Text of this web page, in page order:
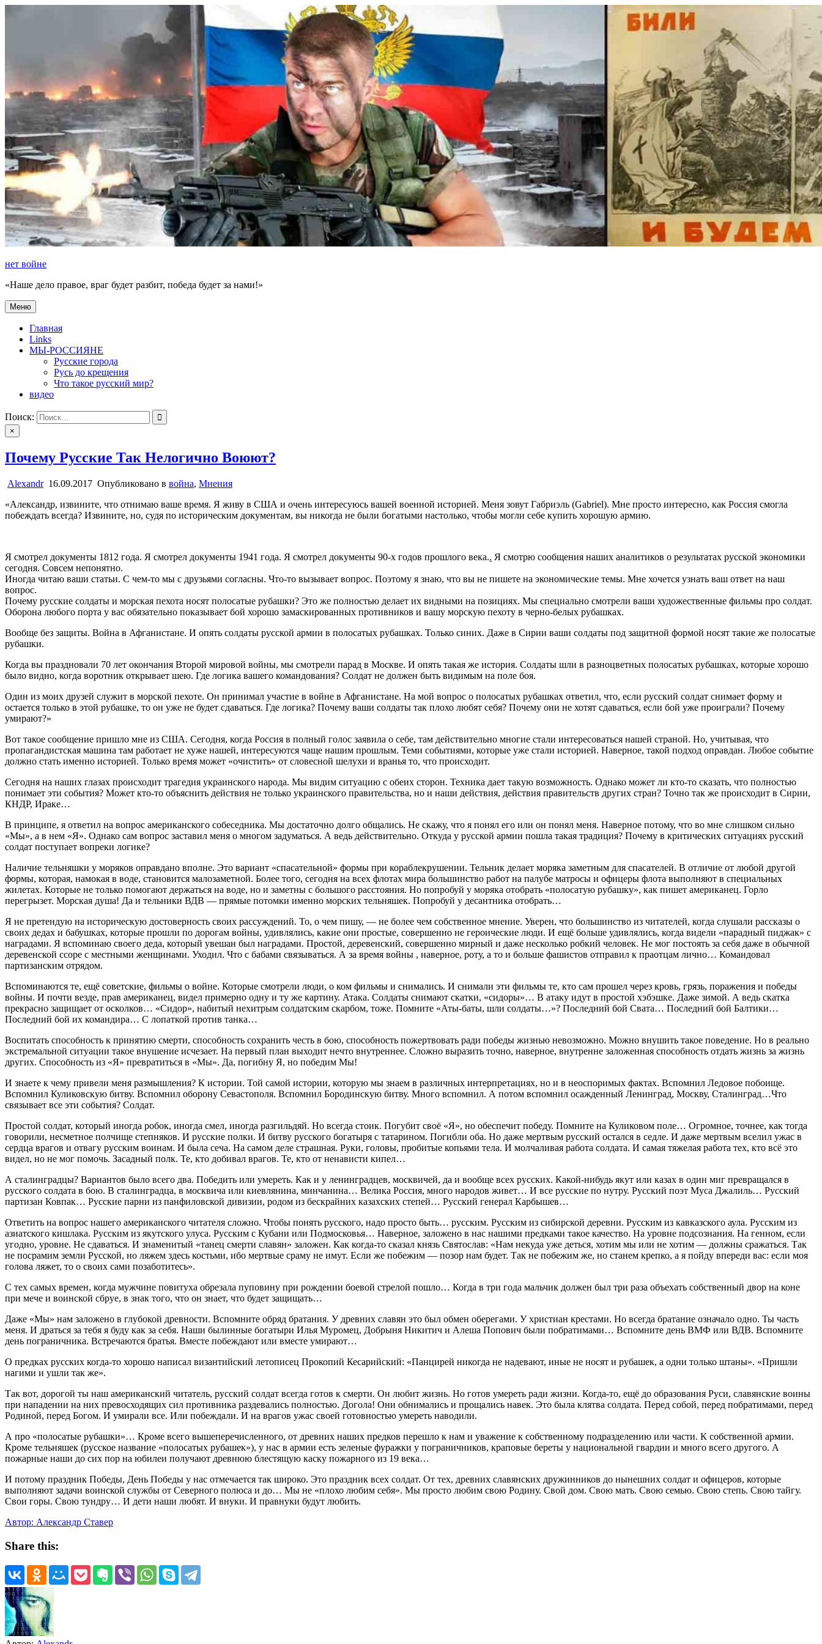
нет войне
«Наше дело правое, враг будет разбит, победа будет за нами!»
нет войне
«Наше дело правое, враг будет разбит, победа будет за нами!»
Меню
Главная
Links
МЫ-РОССИЯНЕ
Русские города
Русь до крещения
Что такое русский мир?
видео
Поиск:
×
Почему Русские Так Нелогично Воюют?
Alexandr 16.09.2017 Опубликовано в война, Мнения
«Александр, извините, что отнимаю ваше время. Я живу в США и очень интересуюсь вашей военной историей. Меня зовут Габриэль (Gabriel). Мне просто интересно, как Россия смогла
побеждать всегда? Извините, но, судя по историческим документам, вы никогда не были богатыми настолько, чтобы могли себе купить хорошую армию.
Я смотрел документы 1812 года. Я смотрел документы 1941 года. Я смотрел документы 90-х годов прошлого века.. Я смотрю сообщения наших аналитиков о результатах русской экономики
сегодня. Совсем непонятно.
Иногда читаю ваши статьи. С чем-то мы с друзьями согласны. Что-то вызывает вопрос. Поэтому я знаю, что вы не пишете на экономические темы. Мне хочется узнать ваш ответ на наш
вопрос.
Почему русские солдаты и морская пехота носят полосатые рубашки? Это же полностью делает их видными на позициях. Мы специально смотрели ваши художественные фильмы про солдат.
Оборона любого порта у вас обязательно показывает бой хорошо замаскированных противников и вашу морскую пехоту в черно-белых рубашках.
Вообще без защиты. Война в Афганистане. И опять солдаты русской армии в полосатых рубашках. Только синих. Даже в Сирии ваши солдаты под защитной формой носят такие же полосатые
рубашки.
Когда вы праздновали 70 лет окончания Второй мировой войны, мы смотрели парад в Москве. И опять такая же история. Солдаты шли в разноцветных полосатых рубашках, которые хорошо
было видно, когда воротник открывает шею. Где логика вашего командования? Солдат не должен быть видимым на поле боя.
Один из моих друзей служит в морской пехоте. Он принимал участие в войне в Афганистане. На мой вопрос о полосатых рубашках ответил, что, если русский солдат снимает форму и
остается только в этой рубашке, то он уже не будет сдаваться. Где логика? Почему ваши солдаты так плохо любят себя? Почему они не хотят сдаваться, если бой уже проиграли? Почему
умирают?»
Вот такое сообщение пришло мне из США. Сегодня, когда Россия в полный голос заявила о себе, там действительно многие стали интересоваться нашей страной. Но, учитывая, что
пропагандистская машина там работает не хуже нашей, интересуются чаще нашим прошлым. Теми событиями, которые уже стали историей. Наверное, такой подход оправдан. Любое событие
должно стать именно историей. Только время может «очистить» от словесной шелухи и вранья то, что происходит.
Сегодня на наших глазах происходит трагедия украинского народа. Мы видим ситуацию с обеих сторон. Техника дает такую возможность. Однако может ли кто-то сказать, что полностью
понимает эти события? Может кто-то объяснить действия не только украинского правительства, но и наши действия, действия правительств других стран? Точно так же происходит в Сирии,
КНДР, Ираке…
В принципе, я ответил на вопрос американского собеседника. Мы достаточно долго общались. Не скажу, что я понял его или он понял меня. Наверное потому, что во мне слишком сильно
«Мы», а в нем «Я». Однако сам вопрос заставил меня о многом задуматься. А ведь действительно. Откуда у русской армии пошла такая традиция? Почему в критических ситуациях русский
солдат поступает вопреки логике?
Наличие тельняшки у моряков оправдано вполне. Это вариант «спасательной» формы при кораблекрушении. Тельник делает моряка заметным для спасателей. В отличие от любой другой
формы, которая, намокая в воде, становится малозаметной. Более того, сегодня на всех флотах мира большинство работ на палубе матросы и офицеры флота выполняют в специальных
жилетах. Которые не только помогают держаться на воде, но и заметны с большого расстояния. Но попробуй у моряка отобрать «полосатую рубашку», как пишет американец. Горло
перегрызет. Морская душа! Да и тельники ВДВ — прямые потомки именно морских тельняшек. Попробуй у десантника отобрать…
Я не претендую на историческую достоверность своих рассуждений. То, о чем пишу, — не более чем собственное мнение. Уверен, что большинство из читателей, когда слушали рассказы о
своих дедах и бабушках, которые прошли по дорогам войны, удивлялись, какие они простые, совершенно не героические люди. И ещё больше удивлялись, когда видели «парадный пиджак» с
наградами. Я вспоминаю своего деда, который увешан был наградами. Простой, деревенский, совершенно мирный и даже несколько робкий человек. Не мог постоять за себя даже в обычной
деревенской ссоре с местными женщинами. Уходил. Что с бабами связываться. А за время войны , наверное, роту, а то и больше фашистов отправил к праотцам лично… Командовал
партизанским отрядом.
Вспоминаются те, ещё советские, фильмы о войне. Которые смотрели люди, о ком фильмы и снимались. И снимали эти фильмы те, кто сам прошел через кровь, грязь, поражения и победы
войны. И почти везде, прав американец, видел примерно одну и ту же картину. Атака. Солдаты снимают скатки, «сидоры»… В атаку идут в простой хэбэшке. Даже зимой. А ведь скатка
прекрасно защищает от осколков… «Сидор», набитый нехитрым солдатским скарбом, тоже. Помните «Аты-баты, шли солдаты…»? Последний бой Свата… Последний бой Балтики…
Последний бой их командира… С лопаткой против танка…
Воспитать способность к принятию смерти, способность сохранить честь в бою, способность пожертвовать ради победы жизнью невозможно. Можно внушить такое поведение. Но в реально
экстремальной ситуации такое внушение исчезает. На первый план выходит нечто внутреннее. Сложно выразить точно, наверное, внутренне заложенная способность отдать жизнь за жизнь
других. Способность из «Я» превратиться в «Мы». Да, погибну Я, но победим Мы!
И знаете к чему привели меня размышления? К истории. Той самой истории, которую мы знаем в различных интерпретациях, но и в неоспоримых фактах. Вспомнил Ледовое побоище.
Вспомнил Куликовскую битву. Вспомнил оборону Севастополя. Вспомнил Бородинскую битву. Много вспомнил. А потом вспомнил осажденный Ленинград, Москву, Сталинград…Что
связывает все эти события? Солдат.
Простой солдат, который иногда робок, иногда смел, иногда разгильдяй. Но всегда стоик. Погубит своё «Я», но обеспечит победу. Помните на Куликовом поле… Огромное, точнее, как тогда
говорили, несметное полчище степняков. И русские полки. И битву русского богатыря с татарином. Погибли оба. Но даже мертвым русский остался в седле. И даже мертвым вселил ужас в
сердца врагов и отвагу русским воинам. И была сеча. На самом деле страшная. Руки, головы, пробитые копьями тела. И молчаливая работа солдата. И самая тяжелая работа тех, кто всё это
видел, но не мог помочь. Засадный полк. Те, кто добивал врагов. Те, кто от ненависти кипел…
А сталинградцы? Вариантов было всего два. Победить или умереть. Как и у ленинградцев, москвичей, да и вообще всех русских. Какой-нибудь якут или казах в один миг превращался в
русского солдата в бою. В сталинградца, в москвича или киевлянина, минчанина… Велика Россия, много народов живет… И все русские по нутру. Русский поэт Муса Джалиль… Русский
партизан Ковпак… Русские парни из панфиловской дивизии, родом из бескрайних казахских степей… Русский генерал Карбышев…
Ответить на вопрос нашего американского читателя сложно. Чтобы понять русского, надо просто быть… русским. Русским из сибирской деревни. Русским из кавказского аула. Русским из
азиатского кишлака. Русским из якутского улуса. Русским с Кубани или Подмосковья… Наверное, заложено в нас нашими предками такое качество. На уровне подсознания. На генном, если
угодно, уровне. Не сдаваться. И знаменитый «танец смерти славян» заложен. Как когда-то сказал князь Святослав: «Нам некуда уже деться, хотим мы или не хотим — должны сражаться. Так
не посрамим земли Русской, но ляжем здесь костьми, ибо мертвые сраму не имут. Если же побежим — позор нам будет. Так не побежим же, но станем крепко, а я пойду впереди вас: если моя
голова ляжет, то о своих сами позаботитесь».
С тех самых времен, когда мужчине повитуха обрезала пуповину при рождении боевой стрелой пошло… Когда в три года мальчик должен был три раза объехать собственный двор на коне
при мече и воинской сбруе, в знак того, что он знает, что будет защищать…
Даже «Мы» нам заложено в глубокой древности. Вспомните обряд братания. У древних славян это был обмен оберегами. У христиан крестами. Но всегда братание означало одно. Ты часть
меня. И драться за тебя я буду как за себя. Наши былинные богатыри Илья Муромец, Добрыня Никитич и Алеша Попович были побратимами… Вспомните день ВМФ или ВДВ. Вспомните
день пограничника. Встречаются братья. Вместе побеждают или вместе умирают…
О предках русских когда-то хорошо написал византийский летописец Прокопий Кесарийский: «Панцирей никогда не надевают, иные не носят и рубашек, а одни только штаны». «Пришли
нагими и ушли так же».
Так вот, дорогой ты наш американский читатель, русский солдат всегда готов к смерти. Он любит жизнь. Но готов умереть ради жизни. Когда-то, ещё до образования Руси, славянские воины
при нападении на них превосходящих сил противника раздевались полностью. Догола! Они обнимались и прощались навек. Это была клятва солдата. Перед собой, перед побратимами, перед
Родиной, перед Богом. И умирали все. Или побеждали. И на врагов ужас своей готовностью умереть наводили.
А про «полосатые рубашки»… Кроме всего вышеперечисленного, от древних наших предков перешло к нам и уважение к собственному подразделению или части. К собственной армии.
Кроме тельняшек (русское название «полосатых рубашек»), у нас в армии есть зеленые фуражки у пограничников, краповые береты у национальной гвардии и много всего другого. А
пожарные наши до сих пор на юбилеи получают древнюю блестящую каску пожарного из 19 века…
И потому праздник Победы, День Победы у нас отмечается так широко. Это праздник всех солдат. От тех, древних славянских дружинников до нынешних солдат и офицеров, которые
выполняют задачи воинской службы от Северного полюса и до… Мы не «плохо любим себя». Мы просто любим свою Родину. Свой дом. Свою мать. Свою семью. Свою степь. Свою тайгу.
Свои горы. Свою тундру… И дети наши любят. И внуки. И правнуки будут любить.
Автор: Александр Ставер
Share this: